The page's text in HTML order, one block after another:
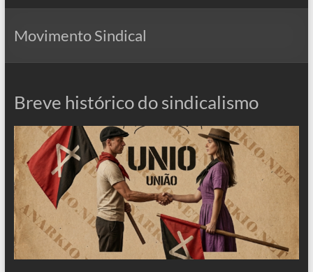
Movimento Sindical
Breve histórico do sindicalismo